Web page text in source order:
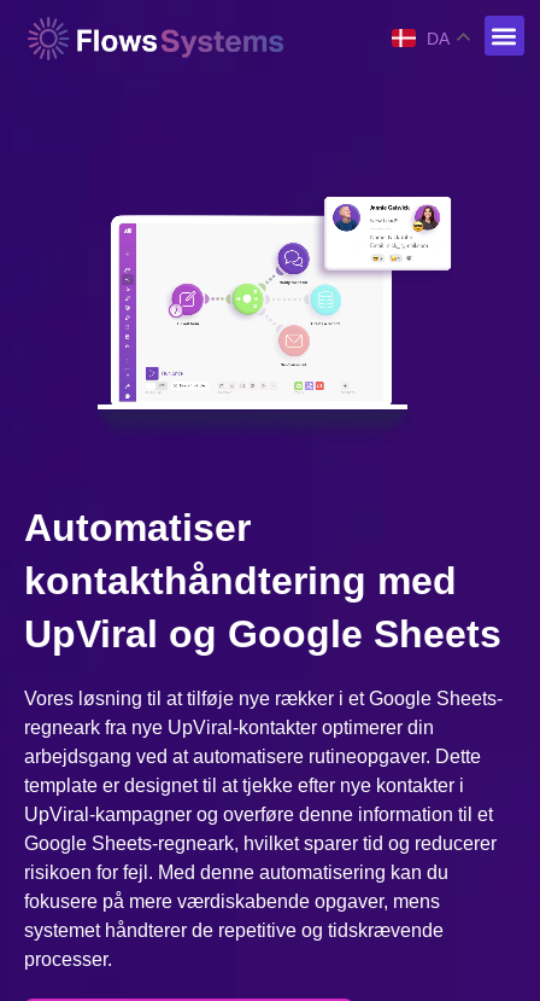
DA
Automatiser
kontakthåndtering med
UpViral og Google Sheets
Vores løsning til at tilføje nye rækker i et Google Sheets-
regneark fra nye UpViral-kontakter optimerer din
arbejdsgang ved at automatisere rutineopgaver. Dette
template er designet til at tjekke efter nye kontakter i
UpViral-kampagner og overføre denne information til et
Google Sheets-regneark, hvilket sparer tid og reducerer
risikoen for fejl. Med denne automatisering kan du
fokusere på mere værdiskabende opgaver, mens
systemet håndterer de repetitive og tidskrævende
processer.